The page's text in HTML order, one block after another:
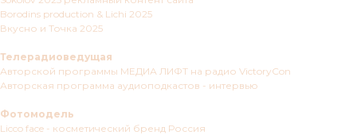
Borodins production & Lichi 2025
Вкусно и Точка 2025
Телерадиоведущая
Авторской программы МЕДИА ЛИФТ на радио VictoryCon
Авторская программа аудиоподкастов - интервью
Фотомодель
Licco face - косметический бренд Россия